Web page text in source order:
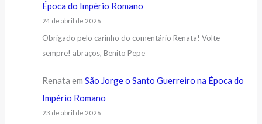
Época do Império Romano
24 de abril de 2026
Obrigado pelo carinho do comentário Renata! Volte
sempre! abraços, Benito Pepe
Renata em São Jorge o Santo Guerreiro na Época do
Império Romano
23 de abril de 2026